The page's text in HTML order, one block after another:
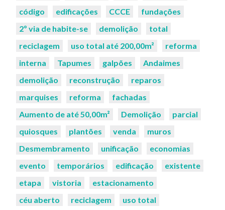
código
edificações CCCE
fundações
2º via de habite-se
demolição
total
reciclagem
uso total até 200,00m²
reforma
interna
Tapumes galpões
Andaimes
demolição
reconstrução
reparos
marquises
reforma
fachadas
Aumento de até 50,00m²
Demolição
parcial
quiosques
plantões venda
muros
Desmembramento
unificação
economias
evento
temporários edificação
existente
etapa
vistoria
estacionamento
céu aberto
reciclagem uso total